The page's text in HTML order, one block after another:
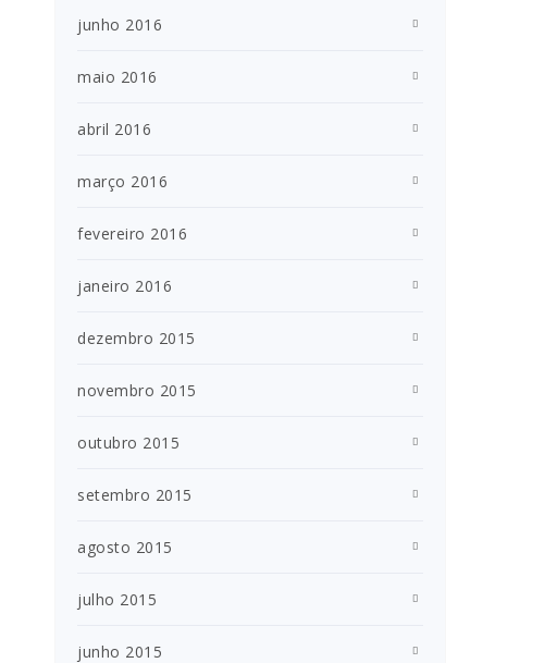
junho 2016
maio 2016
abril 2016
março 2016
fevereiro 2016
janeiro 2016
dezembro 2015
novembro 2015
outubro 2015
setembro 2015
agosto 2015
julho 2015
junho 2015